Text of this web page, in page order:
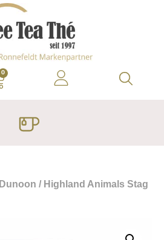
0
Dunoon / Highland Animals Stag